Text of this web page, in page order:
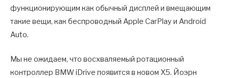
функционирующим как обычный дисплей и вмещающим
такие вещи, как беспроводный Apple CarPlay и Android
Auto.
Мы не ожидаем, что восхваляемый ротационный
контроллер BMW iDrive появится в новом X5. Йоэрн